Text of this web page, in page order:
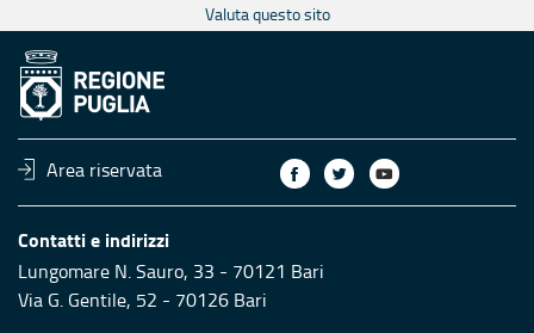
Valuta questo sito
Area riservata
Contatti e indirizzi
Lungomare N. Sauro, 33 - 70121 Bari
Via G. Gentile, 52 - 70126 Bari